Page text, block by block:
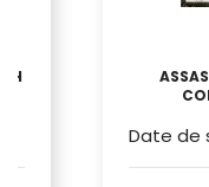
Date de